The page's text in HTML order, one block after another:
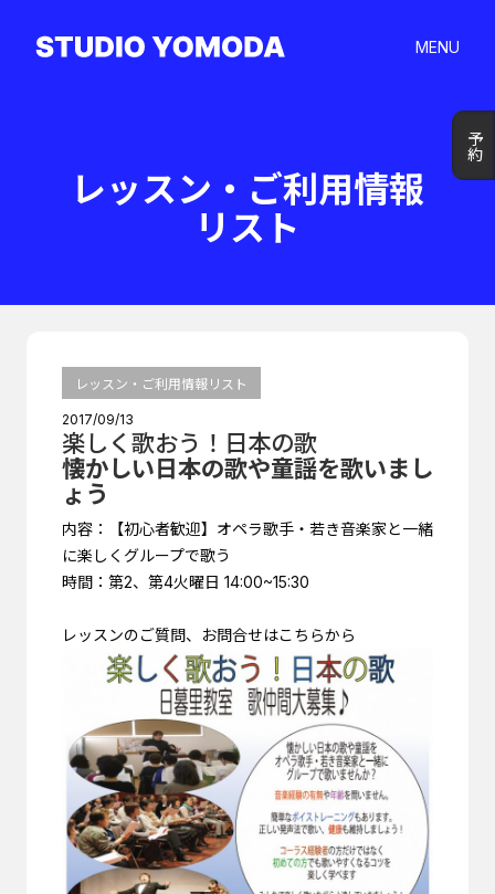
MENU
予約
予約
レッスン・ご利用情報
リスト
レッスン・ご利用情報リスト
2017/09/13
楽しく歌おう！日本の歌
懐かしい日本の歌や童謡を歌いまし
ょう
内容：【初心者歓迎】オペラ歌手・若き音楽家と一緒
に楽しくグループで歌う
時間：第2、第4火曜日 14:00~15:30
レッスンのご質問、お問合せはこちらから